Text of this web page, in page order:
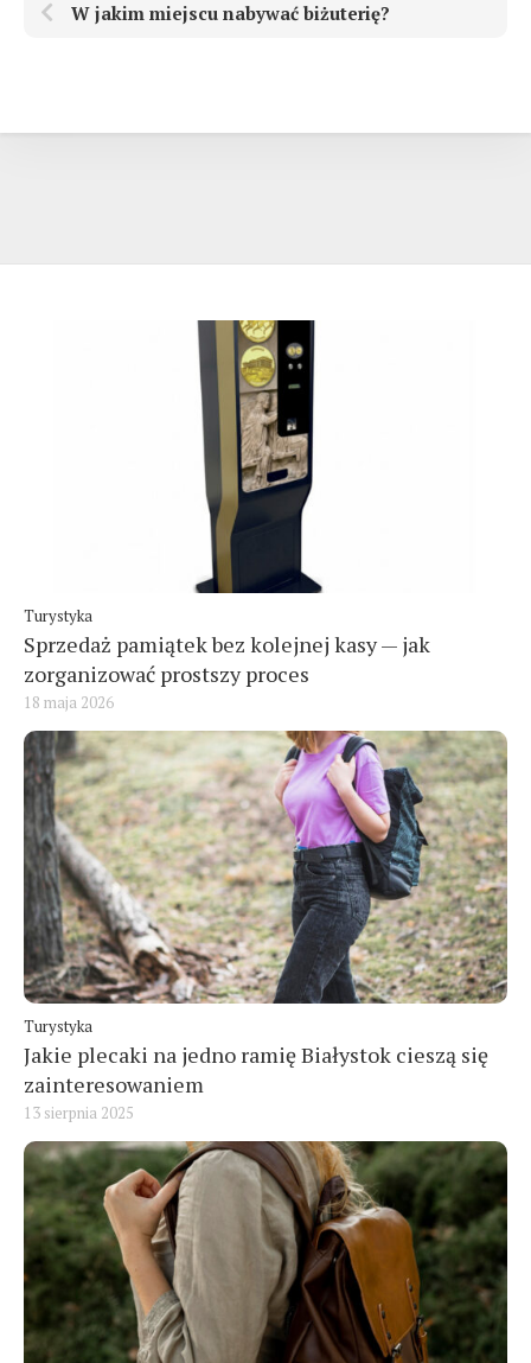
W jakim miejscu nabywać biżuterię?
Turystyka
Sprzedaż pamiątek bez kolejnej kasy — jak
zorganizować prostszy proces
18 maja 2026
Turystyka
Jakie plecaki na jedno ramię Białystok cieszą się
zainteresowaniem
13 sierpnia 2025